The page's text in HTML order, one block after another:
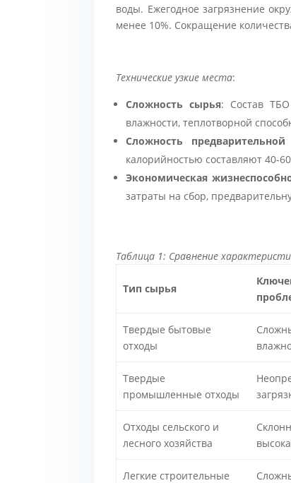
воды. Ежегодное загрязнение
менее 10%. Сокращение
Технические узкие места:
Сложность сырья: Состав ТБО
влажности, теплотворной
Сложность предварительной
калорийностью составляют 40-
Экономическая
затраты на сбор,
Таблица 1: Сравнение
Тип сырья
Твердые бытовые
отходы
Твердые
промышленные отходы
Отходы сельского и
лесного хозяйства
Легкие строительные